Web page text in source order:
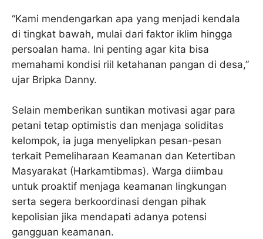
“Kami mendengarkan apa yang menjadi kendala
di tingkat bawah, mulai dari faktor iklim hingga
persoalan hama. Ini penting agar kita bisa
memahami kondisi riil ketahanan pangan di desa,”
ujar Bripka Danny.
Selain memberikan suntikan motivasi agar para
petani tetap optimistis dan menjaga soliditas
kelompok, ia juga menyelipkan pesan-pesan
terkait Pemeliharaan Keamanan dan Ketertiban
Masyarakat (Harkamtibmas). Warga diimbau
untuk proaktif menjaga keamanan lingkungan
serta segera berkoordinasi dengan pihak
kepolisian jika mendapati adanya potensi
gangguan keamanan.